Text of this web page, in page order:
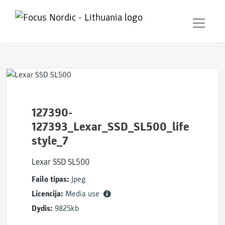
127390-
127393_Lexar_SSD_SL500_life
style_7
Lexar SSD SL500
Failo tipas: Jpeg
Licencija: Media use
Dydis: 9825kb